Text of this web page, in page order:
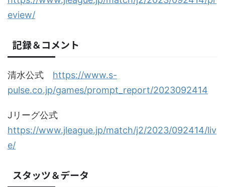
eview/
記録＆コメント
清水公式 https://www.s-
pulse.co.jp/games/prompt_report/2023092414
Jリーグ公式
https://www.jleague.jp/match/j2/2023/092414/liv
e/
スタッツ＆データ